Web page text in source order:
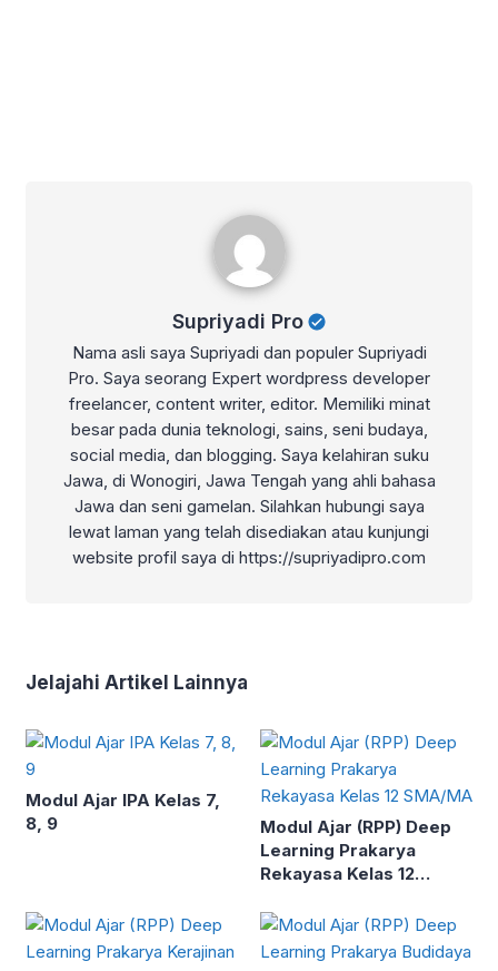
Supriyadi Pro
Nama asli saya Supriyadi dan populer Supriyadi
Pro. Saya seorang Expert wordpress developer
freelancer, content writer, editor. Memiliki minat
besar pada dunia teknologi, sains, seni budaya,
social media, dan blogging. Saya kelahiran suku
Jawa, di Wonogiri, Jawa Tengah yang ahli bahasa
Jawa dan seni gamelan. Silahkan hubungi saya
lewat laman yang telah disediakan atau kunjungi
website profil saya di https://supriyadipro.com
Jelajahi Artikel Lainnya
Modul Ajar IPA Kelas 7,
8, 9
Modul Ajar (RPP) Deep
Learning Prakarya
Rekayasa Kelas 12